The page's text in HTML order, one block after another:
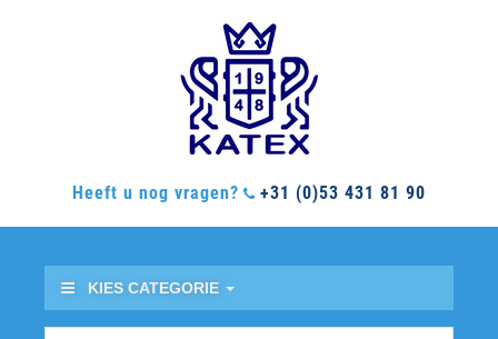
Heeft u nog vragen? +31 (0)53 431 81 90
KIES CATEGORIE